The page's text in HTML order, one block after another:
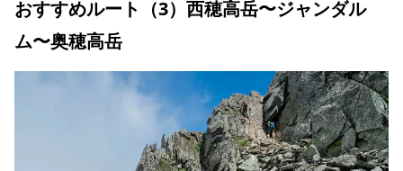
おすすめルート（3）西穂高岳〜ジャンダル
ム〜奥穂高岳